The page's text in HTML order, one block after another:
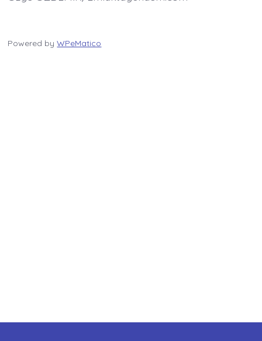
Powered byWPeMatico